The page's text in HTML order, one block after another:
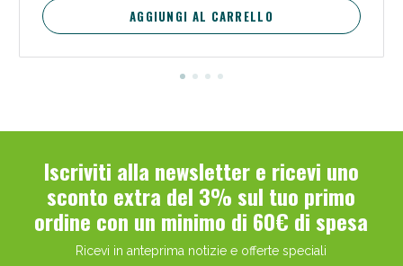
AGGIUNGI AL CARRELLO
Iscriviti alla newsletter e ricevi uno
sconto extra del 3% sul tuo primo
ordine con un minimo di 60€ di spesa
Ricevi in anteprima notizie e offerte speciali